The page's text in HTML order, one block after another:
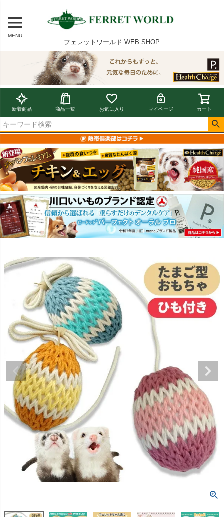
MENU
フェレットワールド WEB SHOP
新着商品 商品一覧 お気に入り マイページ カート